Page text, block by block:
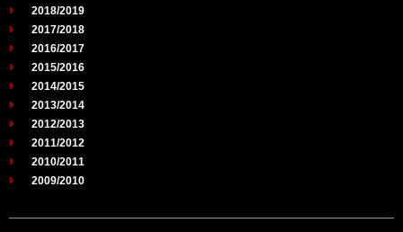
2018/2019
2017/2018
2016/2017
2015/2016
2014/2015
2013/2014
2012/2013
2011/2012
2010/2011
2009/2010